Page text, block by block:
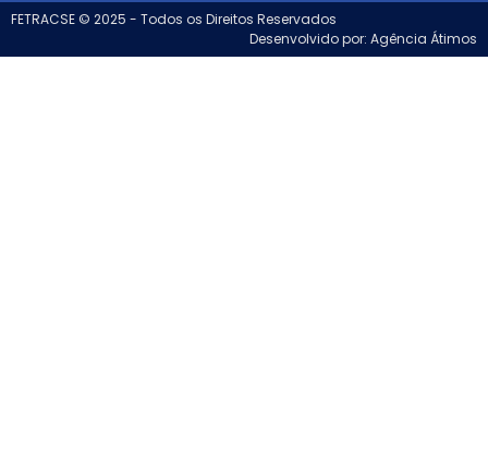
FETRACSE © 2025 - Todos os Direitos Reservados
Desenvolvido por: Agência Átimos